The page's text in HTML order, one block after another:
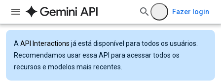
Fazer login
A API Interactions já está disponível para todos os usuários.
Recomendamos usar essa API para acessar todos os
recursos e modelos mais recentes.